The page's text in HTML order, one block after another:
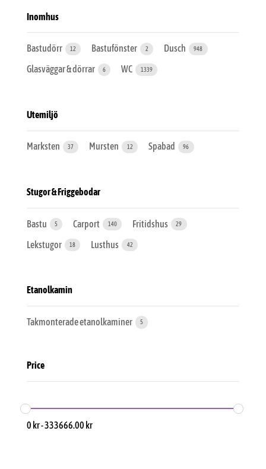
Inomhus
Bastudörr 12 Bastufönster 2 Dusch 948
Glasväggar & dörrar 6 WC 1339
Utemiljö
Marksten 37 Mursten 12 Spabad 96
Stugor & Friggebodar
Bastu 5 Carport 140 Fritidshus 29
Lekstugor 18 Lusthus 42
Etanolkamin
Takmonterade etanolkaminer 5
Price
0 kr-333666.00 kr